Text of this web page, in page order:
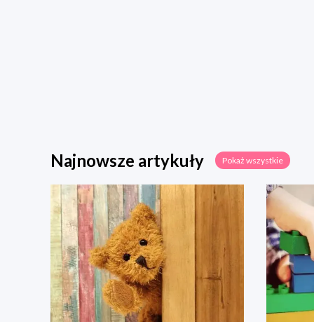
Najnowsze artykuły Pokaż wszystkie